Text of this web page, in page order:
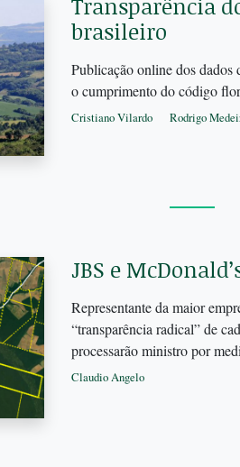
Transparência
brasileiro
Publicação online dos
o cumprimento do código
Cristiano Vilardo Rodrigo
JBS e
Representante da maior
“transparência radical” de
processarão ministro por
Claudio Angelo